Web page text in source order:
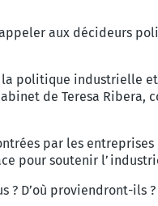
aux décideurs
la politique industrielle
de Teresa Ribera,
par les entreprises
pour soutenir
? D’où proviendront-ils ?